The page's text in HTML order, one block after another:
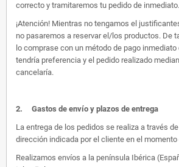
correcto y tramitaremos tu pedido de inmediato.
¡Atención! Mientras no tengamos el
no pasaremos a reservar el/los productos. De
lo comprase con un método de pago
tendría preferencia y el pedido realizado
cancelaría.
2. Gastos de envío y plazos de entrega
La entrega de los pedidos se realiza a través
dirección indicada por el cliente en el momento
Realizamos envíos a la península Ibérica